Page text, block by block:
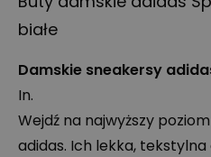
białe
Damskie sneakersy
In.
Wejdź na najwyższy
adidas. Ich lekka,